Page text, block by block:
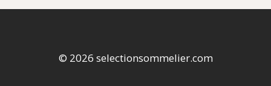
© 2026 selectionsommelier.com